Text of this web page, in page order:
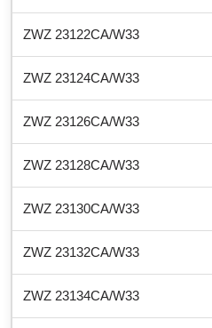
ZWZ 23122CA/W33
ZWZ 23124CA/W33
ZWZ 23126CA/W33
ZWZ 23128CA/W33
ZWZ 23130CA/W33
ZWZ 23132CA/W33
ZWZ 23134CA/W33